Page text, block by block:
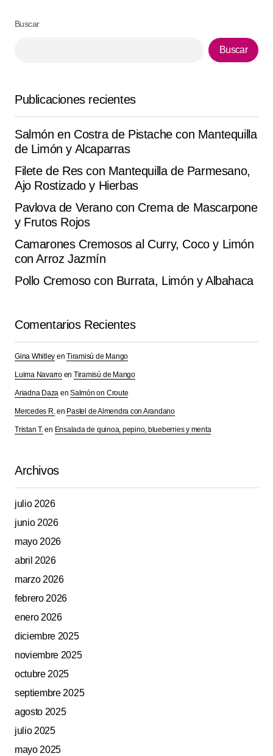
preparé ayer y quedó espectacular.
Tu dirección de correo electrónico no será
publicada.
Los campos obligatorios están
marcados con*
Comment *
Your Name*
Your E-mail
Guarda mi nombre, correo electrónico y web en este
navegador para la próxima vez que comente.
Submit Comment
Alternative:
Buscar
Buscar
Publicaciones recientes
Salmón en Costra de Pistache con Mantequilla
de Limón y Alcaparras
Filete de Res con Mantequilla de Parmesano,
Ajo Rostizado y Hierbas
Pavlova de Verano con Crema de Mascarpone
y Frutos Rojos
Camarones Cremosos al Curry, Coco y Limón
con Arroz Jazmín
Pollo Cremoso con Burrata, Limón y Albahaca
Comentarios Recientes
Gina Whitley enTiramisú de Mango
Luima Navarroen Tiramisú de Mango
Ariadna Daza enSalmón on Croute
Mercedes R.en Pastel de Almendra con Arandano
Tristan T.en Ensalada de quinoa, pepino, blueberries y menta
Archivos
julio 2026
junio 2026
mayo 2026
abril 2026
marzo 2026
febrero 2026
enero 2026
diciembre 2025
noviembre 2025
octubre 2025
septiembre 2025
agosto 2025
julio 2025
mayo 2025